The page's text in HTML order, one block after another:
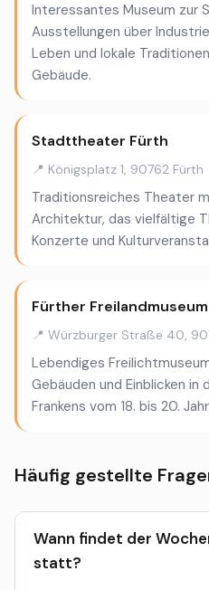
Interessantes Museum zur
Ausstellungen über
Leben und lokale
Gebäude.
Stadttheater Fürth
📍 Königsplatz 1, 90762 Fürth
Traditionsreiches Theater
Architektur, das vielfältige
Konzerte und
Fürther Freilandmuseum
📍 Würzburger Straße 40,
Lebendiges
Gebäuden und Einblicken in
Frankens vom 18. bis 20.
Häufig gestellte
Wann findet der
statt?